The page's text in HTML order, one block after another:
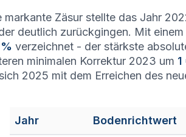
markante Zäsur stellte das Jahr
deutlich zurückgingen. Mit
verzeichnet - der stärkste
minimalen Korrektur 2023 um
2025 mit dem Erreichen des
Jahr Bodenrichtwert